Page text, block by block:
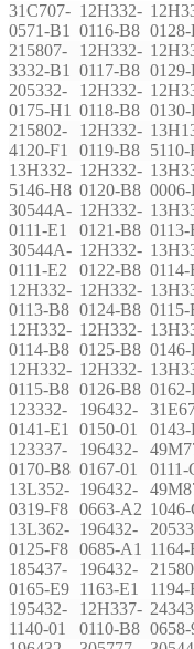
31C707-
0571-B1
12H332-
0116-B8
215807-
3332-B1
12H332-
0117-B8
205332-
0175-H1
12H332-
0118-B8
215802-
4120-F1
12H332-
0119-B8
13H332-
5146-H8
12H332-
0120-B8
30544A-
0111-E1
12H332-
0121-B8
30544A-
0111-E2
12H332-
0122-B8
12H332-
0113-B8
12H332-
0124-B8
12H332-
0114-B8
12H332-
0125-B8
12H332-
0115-B8
12H332-
0126-B8
123332-
0141-E1
196432-
0150-01
0143-
123337-
0170-B8
196432-
0167-01
0111-
13L352-
0319-F8
196432-
0663-A2
13L362-
0125-F8
196432-
0685-A1
1164-
185437-
0165-E9
196432-
1163-E1
1194-
195432-
1140-01
12H337-
0110-B8 0658-